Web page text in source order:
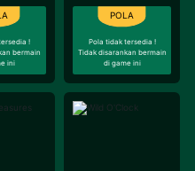
!
bermain
ini
Pola tidak tersedia !
Tidak disarankan bermain
di game ini